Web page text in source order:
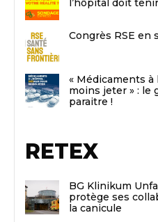
l’hôpital doit
Congrès RSE en
« Médicaments à
moins jeter » : le
paraitre !
RETEX
BG Klinikum
protège ses
la canicule